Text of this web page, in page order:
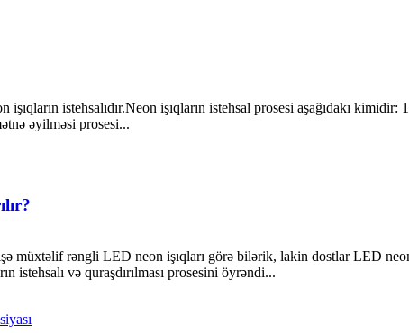
işıqların istehsalıdır.Neon işıqların istehsal prosesi aşağıdakı
​​əyilməsi prosesi...
müxtəlif rəngli LED neon işıqları görə bilərik, lakin dostlar LED
istehsalı və quraşdırılması prosesini öyrəndi...